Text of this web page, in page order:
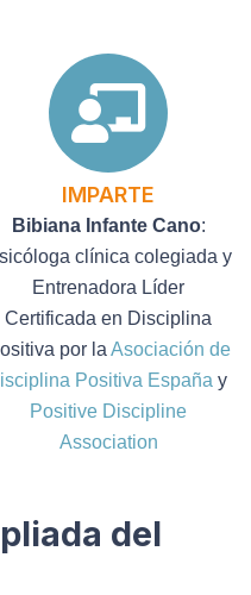
IMPARTE
Bibiana Infante Cano:
clínica colegiada y
Entrenadora Líder
Certificada en Disciplina
por laAsociación de
Positiva Españay
Positive Discipline
Association
del